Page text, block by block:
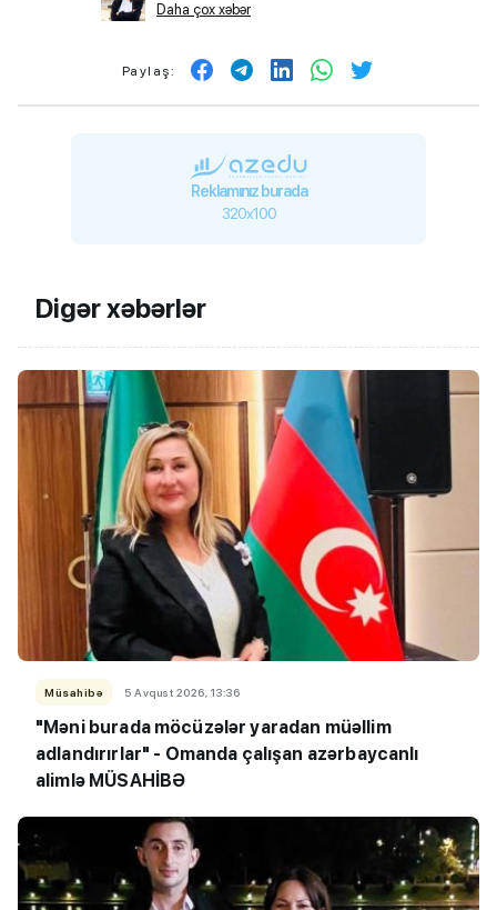
Daha çox xəbər
Paylaş:
Reklamınız burada
320x100
Digər xəbərlər
Müsahibə 5 Avqust 2026, 13:36
"Məni burada möcüzələr yaradan müəllim
adlandırırlar" - Omanda çalışan azərbaycanlı
alimlə MÜSAHİBƏ